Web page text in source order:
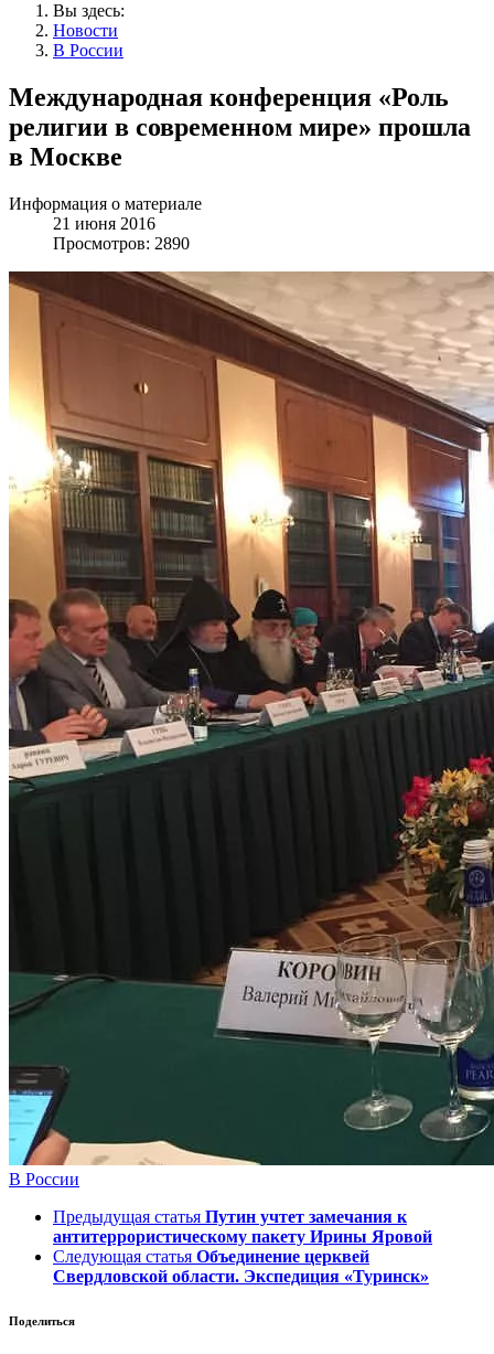
Вы здесь:
Новости
В России
Международная конференция «Роль
религии в современном мире» прошла
в Москве
Информация о материале
21 июня 2016
Просмотров: 2890
В России
Предыдущая статья Путин учтет замечания к
антитеррористическому пакету Ирины Яровой
Следующая статья Объединение церквей
Свердловской области. Экспедиция «Туринск»
Поделиться